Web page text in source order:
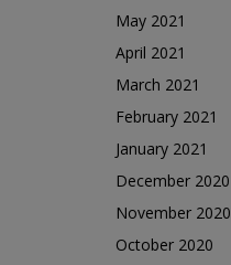
May 2021
April 2021
March 2021
February 2021
January 2021
December 2020
November 2020
October 2020